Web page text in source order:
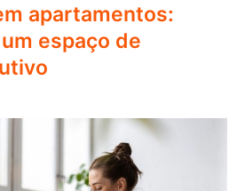
apartamentos:
espaço de